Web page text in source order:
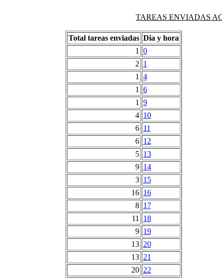
TAREAS ENVIADAS
Total tareas enviadas Dia y hora
1
0
2 1
1
4
1
6
1
9
4 10
6 11
6 12
5 13
9 14
3 15
16 16
8 17
11
18
9 19
13 20
13 21
20 22